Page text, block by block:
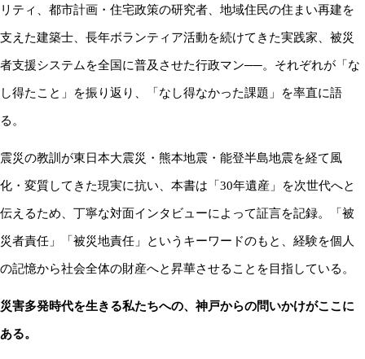
リティ、都市計画・住宅政策の研究者、地域住民の住まい再建を
支えた建築士、長年ボランティア活動を続けてきた実践家、被災
者支援システムを全国に普及させた行政マン──。それぞれが「な
し得たこと」を振り返り、「なし得なかった課題」を率直に語
る。
震災の教訓が東日本大震災・熊本地震・能登半島地震を経て風
化・変質してきた現実に抗い、本書は「 30年遺産」を次世代へと
伝えるため、丁寧な対面インタビューによって証言を記録。「被
災者責任」「被災地責任」というキーワードのもと、経験を個人
の記憶から社会全体の財産へと昇華させることを目指している。
災害多発時代を生きる私たちへの、神戸からの問いかけがここに
ある。